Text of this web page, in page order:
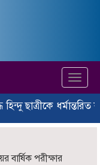
ধর্মান্তরিত করে
বার্ষিক পরীক্ষার